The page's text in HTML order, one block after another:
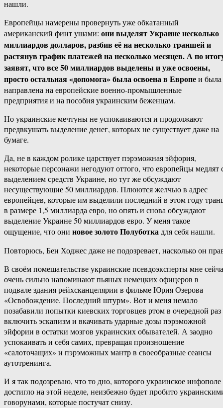
нашли.
Европейцы намерены провернуть уже обкатанный
американский финт ушами: они выделят Украине несколько
миллиардов долларов, разбив её на несколько траншей и
растянув график платежей на несколько месяцев. А по
заявят, что все 50 миллиардов выделены и уже освоены,
просто остальная «допомога» была освоена в Европеи была
направлена на европейские военно-промышленные
предприятия и на пособия украинским беженцам.
Но украинские мечтуны не успокаиваются и продолжают
предвкушать выделение денег, которых не существует даже на
бумаге.
Да, не в каждом ролике царствует пэрэможная эйфория,
некоторые персонажи негодуют оттого, что европейцы медлят
выделением средств Украине, но тут же обсуждают
несуществующие 50 миллиардов. Плюются желчью в адрес
европейцев, которые им выделили последний в этом году
в размере 1,5 миллиарда евро, но опять и снова обсуждают
выделение Украине 50 миллиардов евро. У меня такое
ощущение, что они новое золото Полуботкадля себя нашли.
Повторюсь, Бен Ходжес даже не подозревает, насколько он
В своём помешательстве украинские псевдоэксперты мне
очень сильно напоминают пьяных немецких офицеров в
подвале здания рейхсканцелярии в фильме Юрия Озерова
«Освобождение. Последний штурм». Вот и меня немало
позабавили попытки киевских торговцев ртом в очередной раз
включить эскапизм и вкачивать ударные дозы пэрэможной
эйфории в остатки мозгов украинских обывателей. А заодно
успокаивать и себя самих, превращая произношение
«салоточащих» и пэрэможных мантр в своеобразные сеансы
аутотренинга.
И я так подозреваю, что то дно, которого украинское инфополе
достигло на этой неделе, неизбежно будет пробито
говорунами, которые постучат снизу.